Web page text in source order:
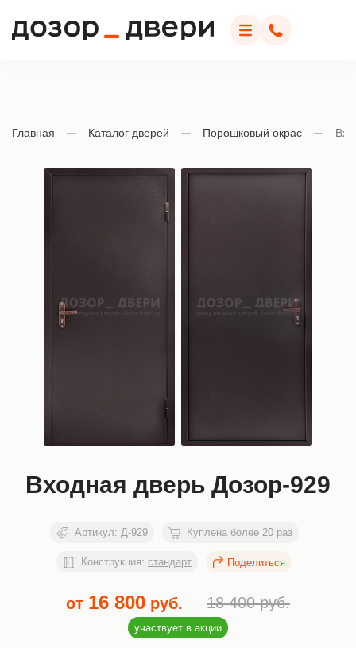
Дозор Двери
МенюПозвонить
Главная Каталог дверей Порошковый окрас
Входная дверь Дозор-929
Артикул: Д-929 Куплена более 20 раз
Конструкция: стандарт
от 16 800 руб. 18 400руб.
участвует в акции